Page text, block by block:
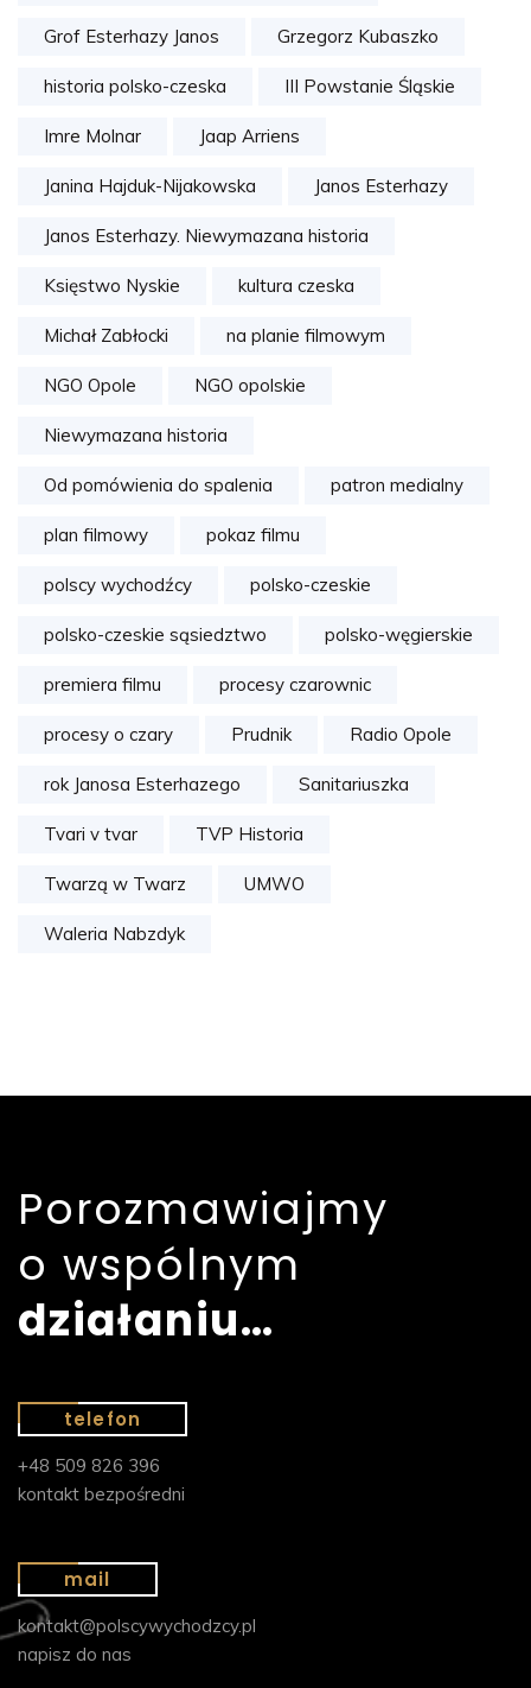
Grof Esterhazy Janos Grzegorz Kubaszko
historia polsko-czeska III Powstanie Śląskie
Imre Molnar Jaap Arriens
Janina Hajduk-Nijakowska Janos Esterhazy
Janos Esterhazy. Niewymazana historia
Księstwo Nyskie kultura czeska
Michał Zabłocki na planie filmowym
NGO Opole NGO opolskie
Niewymazana historia
Od pomówienia do spalenia patron medialny
plan filmowy pokaz filmu
polscy wychodźcy polsko-czeskie
polsko-czeskie sąsiedztwo polsko-węgierskie
premiera filmu procesy czarownic
procesy o czary Prudnik Radio Opole
rok Janosa Esterhazego Sanitariuszka
Tvari v tvar TVP Historia
Twarzą w Twarz UMWO
Waleria Nabzdyk
Porozmawiajmy
o wspólnym
działaniu…
telefon
+48 509 826 396
kontakt bezpośredni
mail
kontakt@polscywychodzcy.pl
napisz do nas